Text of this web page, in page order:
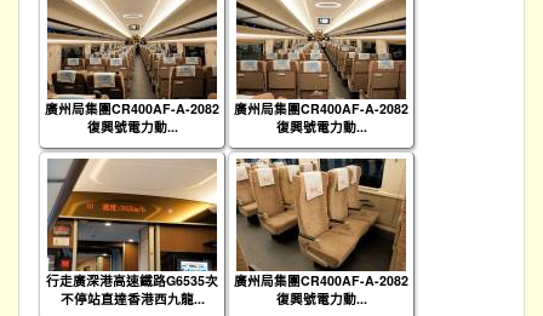
廣州局集團CR400AF-A-2082
復興號電力動...
廣州局集團CR400AF-A-2082
復興號電力動...
行走廣深港高速鐵路G6535次
不停站直達香港西九龍...
廣州局集團CR400AF-A-2082
復興號電力動...